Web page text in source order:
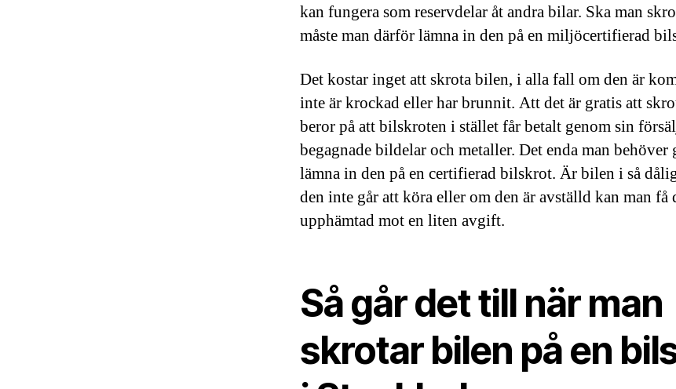
kan fungera som reservdelar åt andra bilar. Ska man
måste man därför lämna in den på en miljöcertifierad
Det kostar inget att skrota bilen, i alla fall om den är
inte är krockad eller har brunnit. Att det är gratis att
beror på att bilskroten i stället får betalt genom sin
begagnade bildelar och metaller. Det enda man behöver
lämna in den på en certifierad bilskrot. Är bilen i så
den inte går att köra eller om den är avställd kan man få
upphämtad mot en liten avgift.
Så går det till när man
skrotar bilen på en